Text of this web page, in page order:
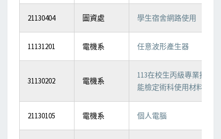
21130404 圖資處 學生宿舍網路使用
11131201 電機系 任意波形產生器
31130202 電機系
113在校生丙級專業技
能檢定術科使用材料費
21130105 電機系 個人電腦